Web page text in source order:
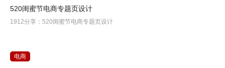
520闺蜜节电商专题页设计
1912分享：520闺蜜节电商专题页设计
电商